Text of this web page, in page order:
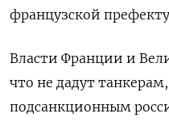
французской
Власти Франции и
что не дадут
подсанкционным